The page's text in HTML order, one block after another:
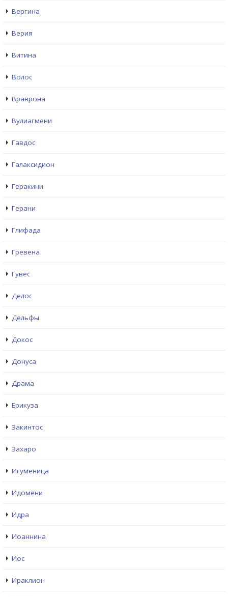
Вергина
Верия
Витина
Волос
Враврона
Вулиагмени
Гавдос
Галаксидион
Геракини
Герани
Глифада
Гревена
Гувес
Делос
Дельфы
Докос
Донуса
Драма
Ерикуза
Закинтос
Захаро
Игуменица
Идомени
Идра
Иоаннина
Иос
Ираклион